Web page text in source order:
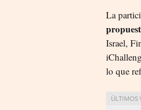
La
Israel,
lo que